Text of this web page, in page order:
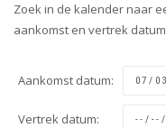
Zoek in de kalender naar
aankomst en vertrek
Aankomst datum:
Vertrek datum: